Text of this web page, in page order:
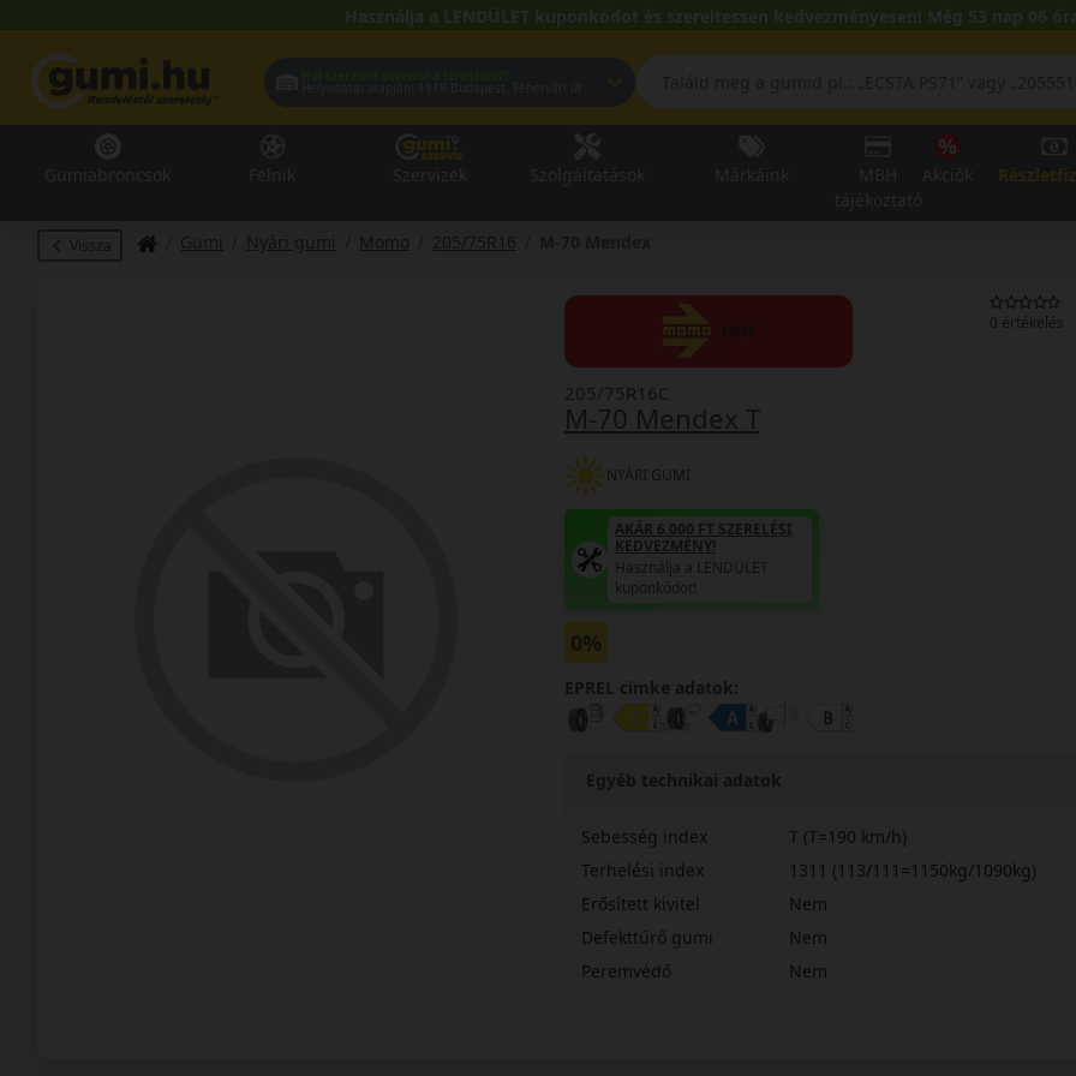
Használja a LENDÜLET kuponkódot és szereltessen kedvezményesen! Még 53 nap 06
Vissza Gumi Nyári gumi Momo 205/75R16
0 értékelés
M-70 Mendex T
205/75R16C
NYÁRI GUMI
AKÁR 6.000 FT SZERELÉSI
KEDVEZMÉNY!
Használja a LENDÜLET
kuponkódot!
0%
EPREL cimke adatok:
Egyéb technikai adatok
Sebesség index
T (T=190 km/h)
Terhelési index
1311 (113/111=1150kg/1090kg)
Erősített kivitel
Nem
Defekttűrő gumi
Nem
Peremvédő
Nem